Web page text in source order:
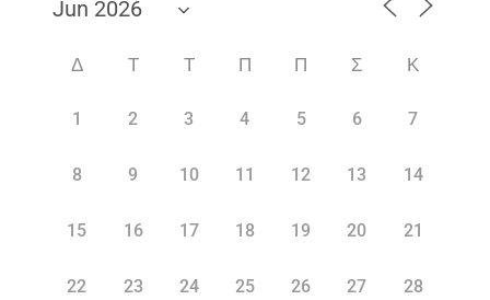
Δ Τ Τ Π Π Σ Κ
1 2 3 4 5 6 7
8 9 10 11 12 13 14
15 16 17 18 19 20 21
22 23 24 25 26 27 28